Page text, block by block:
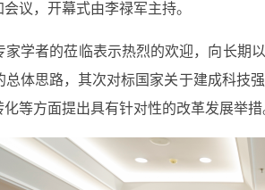
议， 开幕式由李禄军主持。
家学者的莅临表示热烈的欢迎，向长期
体思路，其次对标国家关于建成科
等方面提出具有针对性的改革发展举措